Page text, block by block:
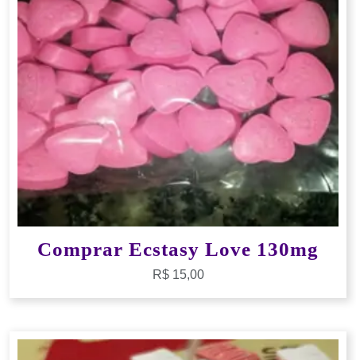
Comprar Ecstasy Love 130mg
R$15,00